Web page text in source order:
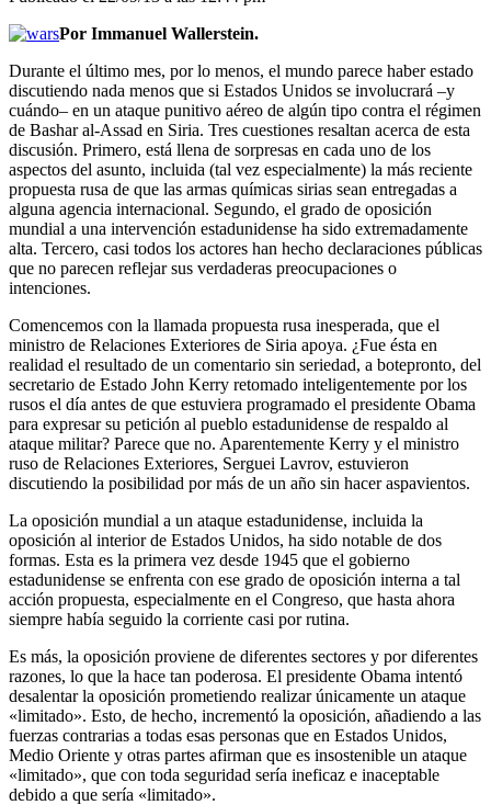
Por Immanuel Wallerstein.
Durante el último mes, por lo menos, el mundo parece haber estado
discutiendo nada menos que si Estados Unidos se involucrará –y
cuándo– en un ataque punitivo aéreo de algún tipo contra el régimen
de Bashar al-Assad en Siria. Tres cuestiones resaltan acerca de esta
discusión. Primero, está llena de sorpresas en cada uno de los
aspectos del asunto, incluida (tal vez especialmente) la más reciente
propuesta rusa de que las armas químicas sirias sean entregadas a
alguna agencia internacional. Segundo, el grado de oposición
mundial a una intervención estadunidense ha sido extremadamente
alta. Tercero, casi todos los actores han hecho declaraciones públicas
que no parecen reflejar sus verdaderas preocupaciones o
intenciones.
Comencemos con la llamada propuesta rusa inesperada, que el
ministro de Relaciones Exteriores de Siria apoya. ¿Fue ésta en
realidad el resultado de un comentario sin seriedad, a botepronto, del
secretario de Estado John Kerry retomado inteligentemente por los
rusos el día antes de que estuviera programado el presidente Obama
para expresar su petición al pueblo estadunidense de respaldo al
ataque militar? Parece que no. Aparentemente Kerry y el ministro
ruso de Relaciones Exteriores, Serguei Lavrov, estuvieron
discutiendo la posibilidad por más de un año sin hacer aspavientos.
La oposición mundial a un ataque estadunidense, incluida la
oposición al interior de Estados Unidos, ha sido notable de dos
formas. Esta es la primera vez desde 1945 que el gobierno
estadunidense se enfrenta con ese grado de oposición interna a tal
acción propuesta, especialmente en el Congreso, que hasta ahora
siempre había seguido la corriente casi por rutina.
Es más, la oposición proviene de diferentes sectores y por diferentes
razones, lo que la hace tan poderosa. El presidente Obama intentó
desalentar la oposición prometiendo realizar únicamente un ataque
«limitado». Esto, de hecho, incrementó la oposición, añadiendo a las
fuerzas contrarias a todas esas personas que en Estados Unidos,
Medio Oriente y otras partes afirman que es insostenible un ataque
«limitado», que con toda seguridad sería ineficaz e inaceptable
debido a que sería «limitado».